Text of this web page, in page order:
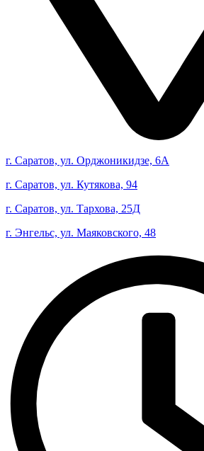
г. Саратов, ул. Орджоникидзе, 6А
г. Саратов, ул. Кутякова, 94
г. Саратов, ул. Тархова, 25Д
г. Энгельс, ул. Маяковского, 48